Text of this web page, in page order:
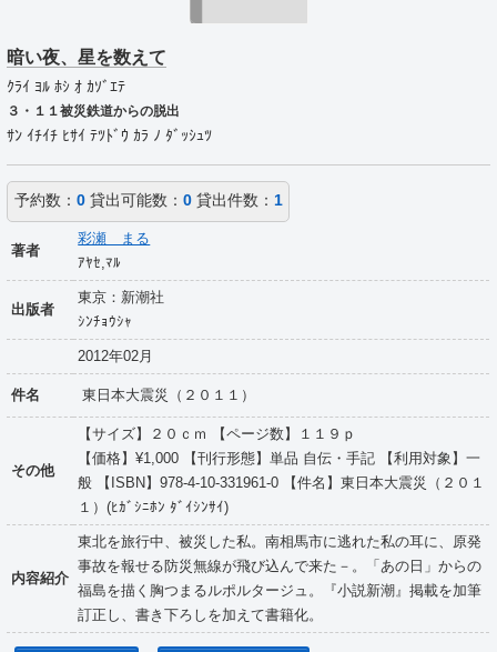
暗い夜、星を数えて
ｸﾗｲ ﾖﾙ ﾎｼ ｵ ｶｿﾞｴﾃ
３・１１被災鉄道からの脱出
ｻﾝ ｲﾁｲﾁ ﾋｻｲ ﾃﾂﾄﾞｳ ｶﾗ ﾉ ﾀﾞｯｼｭﾂ
予約数： 0貸出可能数： 0貸出件数： 1
著者
彩瀬 まる
ｱﾔｾ,ﾏﾙ
出版者
東京：新潮社
ｼﾝﾁｮｳｼｬ
2012年02月
件名 東日本大震災（２０１１）
その他
【サイズ】２０ｃｍ 【ページ数】１１９ｐ
【価格】¥1,000 【刊行形態】単品 自伝・手記 【利用対象】一
般 【ISBN】978-4-10-331961-0 【件名】東日本大震災（２０１
１）(ﾋｶﾞｼﾆﾎﾝ ﾀﾞｲｼﾝｻｲ)
内容紹介
東北を旅行中、被災した私。南相馬市に逃れた私の耳に、原発
事故を報せる防災無線が飛び込んで来た－。「あの日」からの
福島を描く胸つまるルポルタージュ。『小説新潮』掲載を加筆
訂正し、書き下ろしを加えて書籍化。